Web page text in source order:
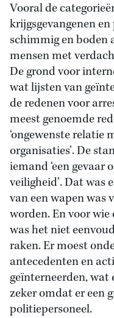
Vooral de
krijgsgevangenen
schimmig en boden
mensen met
De grond voor
wat lijsten van
de redenen voor
meest genoemde
‘ongewenste relatie
organisaties’. De
iemand ‘een gevaar
veiligheid’. Dat was
van een wapen was
worden. En voor
was het niet
raken. Er moest
antecedenten en
geïnterneerden, wat
zeker omdat er een
politiepersoneel.